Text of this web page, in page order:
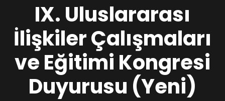
IX. Uluslararası
İlişkiler Çalışmaları
ve Eğitimi Kongresi
Duyurusu (Yeni)